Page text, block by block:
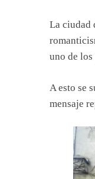
La ciudad
uno de
A esto se
mensaje